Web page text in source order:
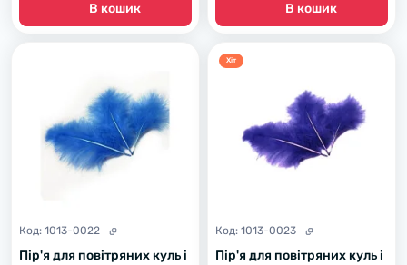
В кошик В кошик
Код: 1013-0022
Пір'я для повітряних куль і
Хiт
Код: 1013-0023
Пір'я для повітряних куль і